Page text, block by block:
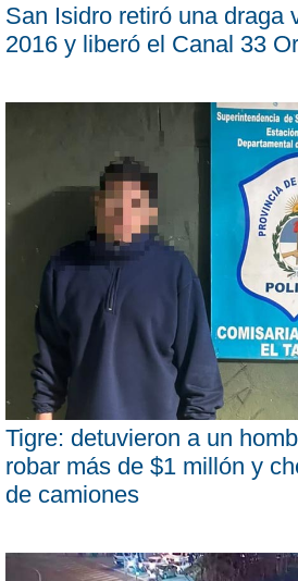
San Isidro retiró una draga
2016 y liberó el Canal 33
Tigre: detuvieron a un
robar más de $1 millón y
de camiones